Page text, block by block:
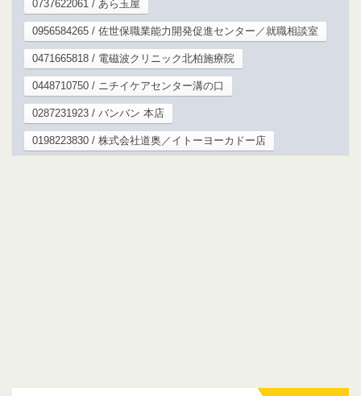
0737622061 / あら玉屋
0956584265 / 佐世保職業能力開発促進センター／就職相談室
0471665818 / 電磁波クリニック北柏施療院
0448710750 / ニチイケアセンター溝の口
0287231923 / バンバン 本店
0198223830 / 株式会社道奥／イトーヨーカドー店